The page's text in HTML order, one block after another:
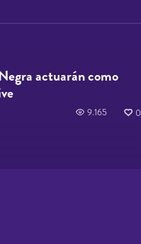
actuarán como
9.165 0